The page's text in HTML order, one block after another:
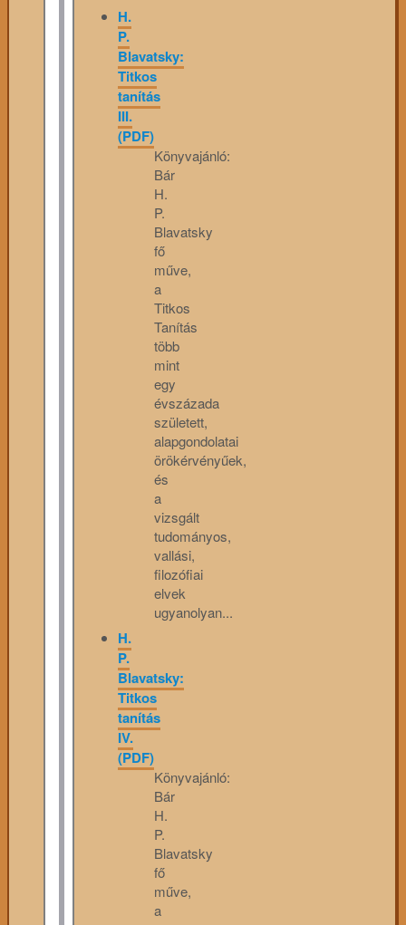
H.
P.
Blavatsky:
Titkos
tanítás
III.
(PDF)
Könyvajánló:
Bár
H.
P.
Blavatsky
fő
műve,
a
Titkos
Tanítás
több
mint
egy
évszázada
született,
alapgondolatai
örökérvényűek,
és
a
vizsgált
tudományos,
vallási,
filozófiai
elvek
ugyanolyan...
H.
P.
Blavatsky:
Titkos
tanítás
IV.
(PDF)
Könyvajánló:
Bár
H.
P.
Blavatsky
fő
műve,
a